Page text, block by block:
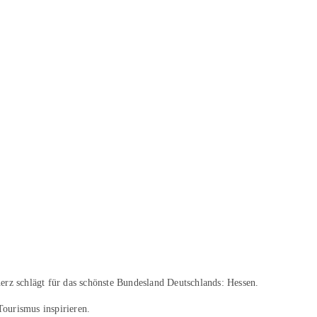
für das schönste Bundesland Deutschlands: Hessen.
inspirieren.